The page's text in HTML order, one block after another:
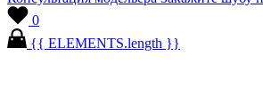
0
{{ ELEMENTS.length }}